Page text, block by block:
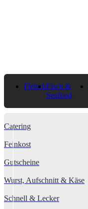
FleischFisch &
Seafood
Catering
Feinkost
Gutscheine
Wurst, Aufschnitt & Käse
Schnell & Lecker